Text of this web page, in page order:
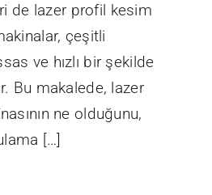
de lazer profil kesim
çeşitli
ve hızlı bir şekilde
Bu makalede, lazer
ne olduğunu,
[…]